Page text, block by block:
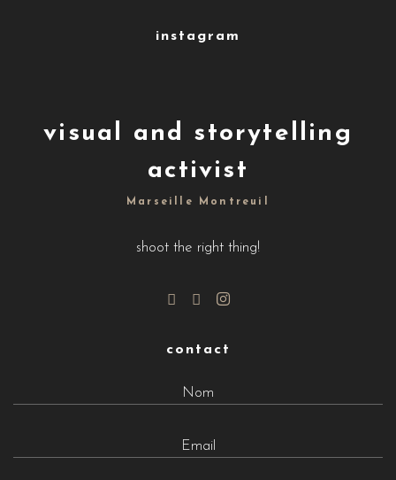
instagram
visual and storytelling
activist
Marseille Montreuil
shoot the right thing!
contact